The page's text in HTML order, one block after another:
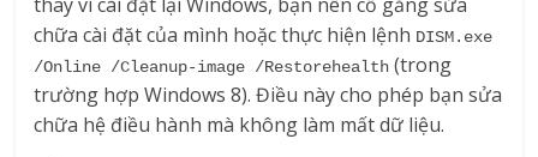
chữa cài đặt của mình hoặc thực hiện lệnh DISM.exe
/Online /Cleanup-image /Restorehealth (trong
trường hợp Windows 8). Điều này cho phép bạn sửa
chữa hệ điều hành mà không làm mất dữ liệu.